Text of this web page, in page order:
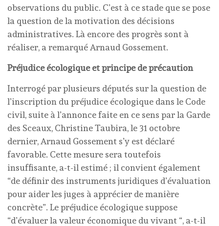
observations du public. C’est à ce stade que se pose
la question de la motivation des décisions
administratives. Là encore des progrès sont à
réaliser, a remarqué Arnaud Gossement.
Préjudice écologique et principe de précaution
Interrogé par plusieurs députés sur la question de
l’inscription du préjudice écologique dans le Code
civil, suite à l’annonce faite en ce sens par la Garde
des Sceaux, Christine Taubira, le 31 octobre
dernier, Arnaud Gossement s’y est déclaré
favorable. Cette mesure sera toutefois
insuffisante, a-t-il estimé ; il convient également
“de définir des instruments juridiques d’évaluation
pour aider les juges à apprécier de manière
concrète”. Le préjudice écologique suppose
“d’évaluer la valeur économique du vivant “, a-t-il